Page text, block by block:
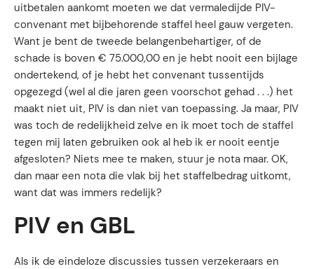
uitbetalen aankomt moeten we dat vermaledijde PIV-
convenant met bijbehorende staffel heel gauw vergeten.
Want je bent de tweede belangenbehartiger, of de
schade is boven € 75.000,00 en je hebt nooit een bijlage
ondertekend, of je hebt het convenant tussentijds
opgezegd (wel al die jaren geen voorschot gehad . . .) het
maakt niet uit, PIV is dan niet van toepassing. Ja maar, PIV
was toch de redelijkheid zelve en ik moet toch de staffel
tegen mij laten gebruiken ook al heb ik er nooit eentje
afgesloten? Niets mee te maken, stuur je nota maar. OK,
dan maar een nota die vlak bij het staffelbedrag uitkomt,
want dat was immers redelijk?
PIV en GBL
Als ik de eindeloze discussies tussen verzekeraars en